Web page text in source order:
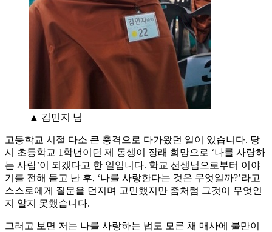
▲ 김민지 님
고등학교 시절 다소 큰 충격으로 다가왔던 일이 있습니다. 당
시 초등학교 1학년이던 제 동생이 장래 희망으로 ‘나를 사랑하
는 사람’이 되겠다고 한 일입니다. 학교 선생님으로부터 이야
기를 전해 듣고 난 후, ‘나를 사랑한다는 것은 무엇일까?’라고
스스로에게 질문을 던지며 고민했지만 좀처럼 그것이 무엇인
지 알지 못했습니다.
그러고 보면 저는 나를 사랑하는 법도 모른 채 매사에 불만이